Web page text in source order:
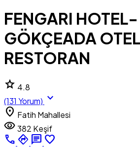
FENGARI HOTEL-
GÖKÇEADA OTEL |
RESTORAN
star 4.8
(131 Yorum) expand_more
location_on Fatih Mahallesi
visibility382 Keşif
call directions chat favorite_border